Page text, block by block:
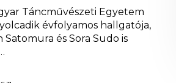
Táncművészeti Egyetem
évfolyamos hallgatója,
Satomura és Sora Sudo is